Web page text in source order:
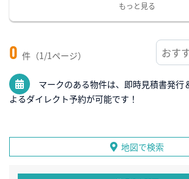
もっと見る
0 件（1/1ページ）
マークのある物件は、即時見積書発行
よるダイレクト予約が可能です！
地図で検索